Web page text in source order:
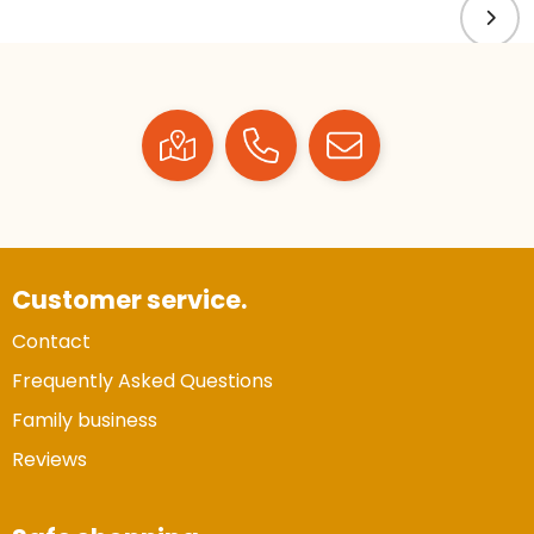
Customer service.
Contact
Frequently Asked Questions
Family business
Reviews